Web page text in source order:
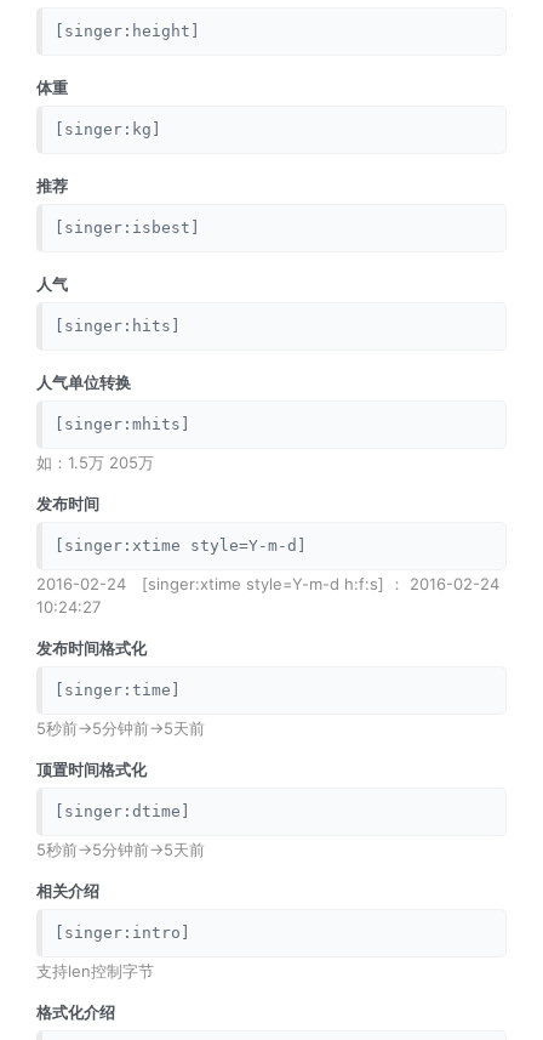
[singer:height]
体重
[singer:kg]
推荐
[singer:isbest]
人气
[singer:hits]
人气单位转换
[singer:mhits]
如：1.5万 205万
发布时间
[singer:xtime style=Y-m-d]
2016-02-24 [singer:xtime style=Y-m-d h:f:s] ： 2016-02-24
10:24:27
发布时间格式化
[singer:time]
5秒前->5分钟前->5天前
顶置时间格式化
[singer:dtime]
5秒前->5分钟前->5天前
相关介绍
[singer:intro]
支持len控制字节
格式化介绍